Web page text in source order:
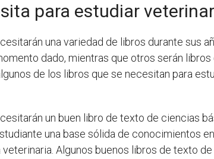
para estudiar
una variedad de libros durante sus
dado, mientras que otros serán
de los libros que se necesitan para
un buen libro de texto de ciencias
una base sólida de conocimientos
Algunos buenos libros de texto